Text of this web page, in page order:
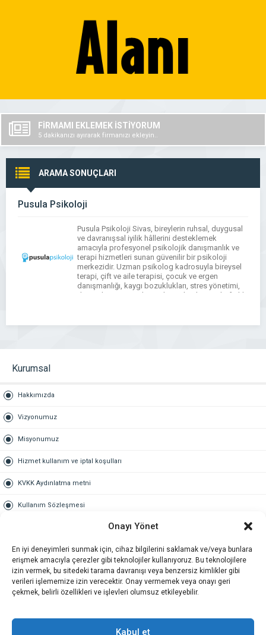
Onayı Yönet
En iyi deneyimleri sunmak için, cihaz bilgilerini saklamak ve/veya bunlara
erişmek amacıyla çerezler gibi teknolojiler kullanıyoruz. Bu teknolojilere
izin vermek, bu sitedeki tarama davranışı veya benzersiz kimlikler gibi
verileri işlememize izin verecektir. Onay vermemek veya onayı geri
çekmek, belirli özellikleri ve işlevleri olumsuz etkileyebilir.
Kabul et
FİRMAMI EKLEMEK İSTİYORUM
5 dakikanızı ayırarak firmanızı ekleyin..
ARAMA SONUÇLARI
Pusula Psikoloji
Pusula Psikoloji Sivas, bireylerin ruhsal, duygusal
ve davranışsal iyilik hâllerini desteklemek
amacıyla profesyonel psikolojik danışmanlık ve
terapi hizmetleri sunan güvenilir bir psikoloji
merkezidir. Uzman psikolog kadrosuyla bireysel
terapi, çift ve aile terapisi, çocuk ve ergen
danışmanlığı, kaygı bozuklukları, stres yönetimi,
duygudurum sorunları ve kişisel gelişim gibi farklı
Kurumsal
Hakkımızda
Vizyonumuz
Misyonumuz
Hizmet kullanım ve iptal koşulları
KVKK Aydınlatma metni
Kullanım Sözleşmesi
Gold üyelik nedir
Kariyer